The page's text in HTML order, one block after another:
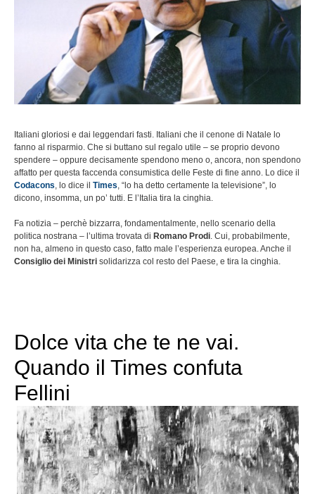
Italiani gloriosi e dai leggendari fasti. Italiani che il cenone di Natale lo
fanno al risparmio. Che si buttano sul regalo utile – se proprio devono
spendere – oppure decisamente spendono meno o, ancora, non spendono
affatto per questa faccenda consumistica delle Feste di fine anno. Lo dice il
Codacons , lo dice il Times , “lo ha detto certamente la televisione”, lo
dicono, insomma, un po’ tutti. E l’Italia tira la cinghia.
Fa notizia – perchè bizzarra, fondamentalmente, nello scenario della
politica nostrana – l’ultima trovata di Romano Prodi . Cui, probabilmente,
non ha, almeno in questo caso, fatto male l’esperienza europea. Anche il
Consiglio dei Ministri solidarizza col resto del Paese, e tira la cinghia.
Dolce vita che te ne vai.
Quando il Times confuta
Fellini